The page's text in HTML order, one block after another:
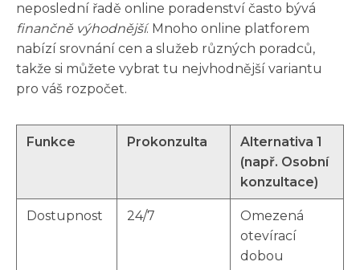
neposlední řadě online poradenství často bývá
finančně výhodnější. Mnoho online platforem
nabízí srovnání cen a služeb různých poradců,
takže si můžete vybrat tu nejvhodnější variantu
pro váš rozpočet.
Funkce Prokonzulta
Alternativa 1
(např. Osobní
konzultace)
Dostupnost 24/7
Omezená
otevírací
dobou